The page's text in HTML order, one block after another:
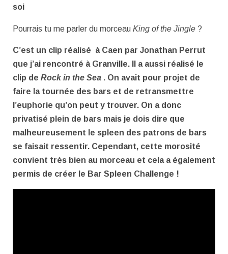
soi
Pourrais tu me parler du morceau King of the Jingle ?
C’est un clip réalisé à Caen par Jonathan Perrut
que j’ai rencontré à Granville. Il a aussi réalisé le
clip de Rock in the Sea . On avait pour projet de
faire la tournée des bars et de retransmettre
l’euphorie qu’on peut y trouver. On a donc
privatisé plein de bars mais je dois dire que
malheureusement le spleen des patrons de bars
se faisait ressentir. Cependant, cette morosité
convient très bien au morceau et cela a également
permis de créer le Bar Spleen Challenge !